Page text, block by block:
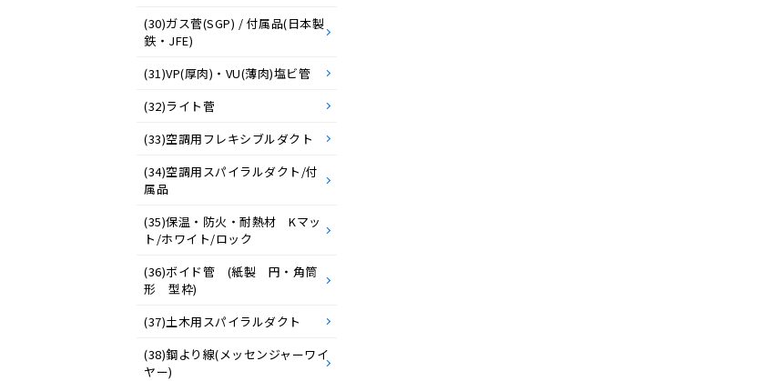
(30)ガス菅(SGP) / 付属品(日本製
鉄・JFE)
(31)VP(厚肉)・VU(薄肉)塩ビ管
(32)ライト菅
(33)空調用フレキシブルダクト
(34)空調用スパイラルダクト/付
属品
(35)保温・防火・耐熱材 Kマッ
ト/ホワイト/ロック
(36)ボイド管 (紙製 円・角筒
形 型枠)
(37)土木用スパイラルダクト
(38)鋼より線(メッセンジャーワイ
ヤー)